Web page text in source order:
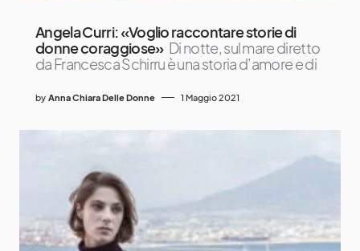
Angela Curri: «Voglio raccontare storie di
donne coraggiose» Di notte, sul mare diretto
da Francesca Schirru è una storia d’amore e di
by Anna Chiara Delle Donne 1 Maggio 2021